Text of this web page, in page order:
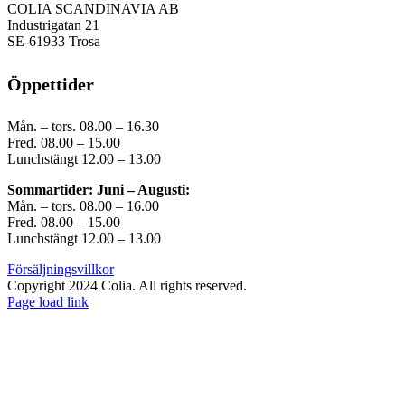
COLIA SCANDINAVIA AB
Industrigatan 21
SE-61933 Trosa
Öppettider
Mån. – tors. 08.00 – 16.30
Fred. 08.00 – 15.00
Lunchstängt 12.00 – 13.00
Sommartider: Juni – Augusti:
Mån. – tors. 08.00 – 16.00
Fred. 08.00 – 15.00
Lunchstängt 12.00 – 13.00
Försäljningsvillkor
Copyright 2024 Colia. All rights reserved.
Page load link